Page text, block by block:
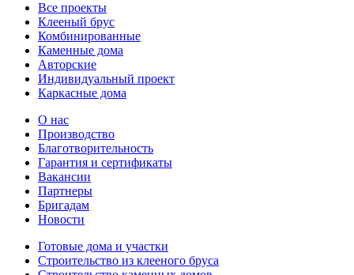
Все проекты
Клееный брус
Комбинированные
Каменные дома
Авторские
Индивидуальный проект
Каркасные дома
О нас
Производство
Благотворительность
Гарантия и сертификаты
Вакансии
Партнеры
Бригадам
Новости
Готовые дома и участки
Строительство из клееного бруса